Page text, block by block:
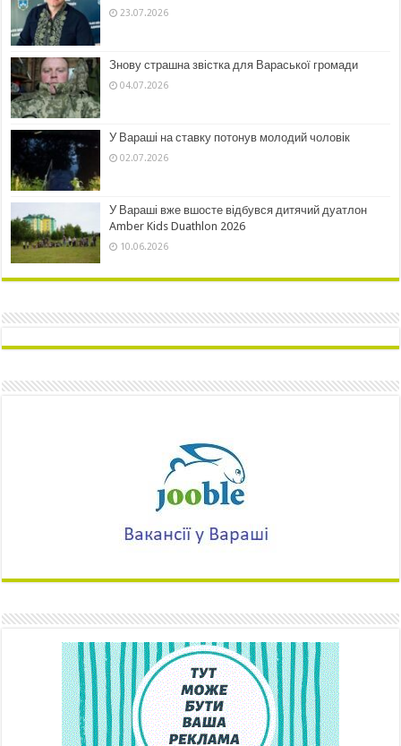
23.07.2026
Знову страшна звістка для Вараської громади
04.07.2026
У Вараші на ставку потонув молодий чоловік
02.07.2026
У Вараші вже вшосте відбувся дитячий дуатлон
Amber Kids Duathlon 2026
10.06.2026